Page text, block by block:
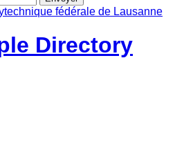
Directory